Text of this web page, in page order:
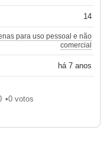
14
para uso pessoal e não
comercial
há 7 anos
gosto
•0 votos